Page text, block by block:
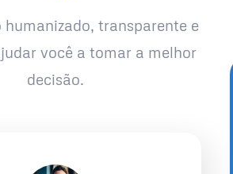
transparente e
você a tomar a melhor
decisão.